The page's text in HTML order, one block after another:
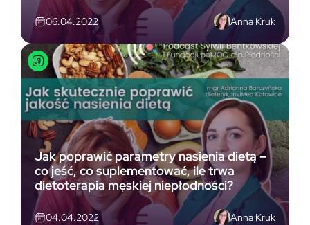
06.04.2022 Anna Kruk
Jak poprawić parametry nasienia dietą –
co jeść, co suplementować, ile trwa
dietoterapia męskiej niepłodności?
04.04.2022 Anna Kruk